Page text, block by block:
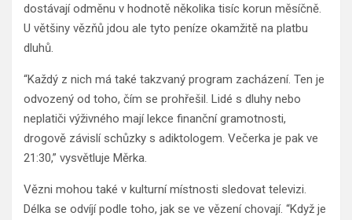
dostávají odměnu v hodnotě několika tisíc korun měsíčně.
U většiny vězňů jdou ale tyto peníze okamžitě na platbu
dluhů.
“Každý z nich má také takzvaný program zacházení. Ten je
odvozený od toho, čím se prohřešil. Lidé s dluhy nebo
neplatiči výživného mají lekce finanční gramotnosti,
drogově závislí schůzky s adiktologem. Večerka je pak ve
21:30,” vysvětluje Měrka.
Vězni mohou také v kulturní místnosti sledovat televizi.
Délka se odvíjí podle toho, jak se ve vězení chovají. “Když je